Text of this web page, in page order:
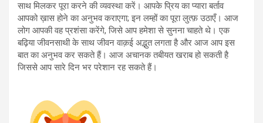
साथ मिलकर पूरा करने की व्यवस्था करें। आपके प्रिय का प्यारा बर्ताव
आपको ख़ास होने का अनुभव कराएगा; इन लम्हों का पूरा लुत्फ़ उठाएँ। आज
लोग आपकी वह प्रशंसा करेंगे, जिसे आप हमेशा से सुनना चाहते थे। एक
बढ़िया जीवनसाथी के साथ जीवन वाक़ई अद्भुत लगता है और आज आप इस
बात का अनुभव कर सकते हैं। आज अचानक तबीयत खराब हो सकती है
जिससे आप सारे दिन भर परेशान रह सकते हैं।